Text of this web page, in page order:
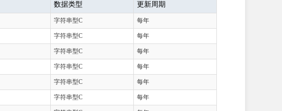
数据类型 更新周期
字符串型C 每年
字符串型C 每年
字符串型C 每年
字符串型C 每年
字符串型C 每年
字符串型C 每年